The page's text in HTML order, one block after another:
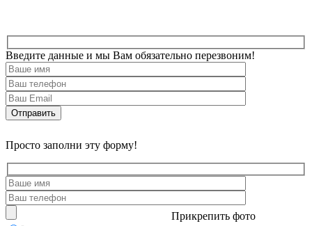
Введите данные и мы Вам обязательно перезвоним!
Просто заполни эту форму!
Прикрепить фото